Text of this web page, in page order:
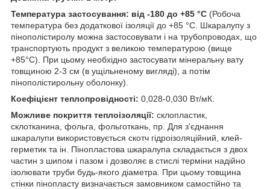
Температура застосування: від -180 до +85 °С (Робоча
температура без додаткової ізоляції до +85 °С. Шкаралупу з
пінополістиролу можна застосовувати і на трубопроводах, що
транспортують продукт з великою температурою (вище
+85°С). При цьому необхідно застосувати мінеральну вату
товщиною 2-3 см (в ущільненому вигляді), а потім
пінополістирольну оболонку).
Коефіцієнт теплопровідності: 0,028-0,030 Вт/мК.
Можливе покриття теплоізоляції: склопластик,
склотканина, фольга, фольготкань, пр. Для з'єднання
шкаралупи використовується скотч гідроізоляційний, клей-
герметик та ін. Пінопластова шкаралупа складається з двох
частин з шипом і пазом і дозволяє в стислі терміни надійно
ізолювати труби будь-якого діаметра. При цьому товщина
стінки пінопласту визначається замовником самостійно та